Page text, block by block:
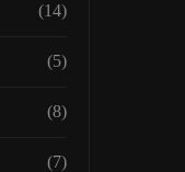
(14)
(5)
(8)
(7)